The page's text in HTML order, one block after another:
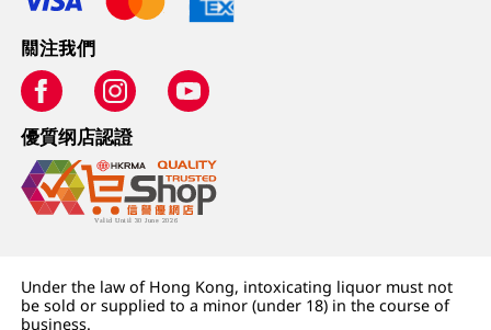
關注我們
優質纲店認證
Under the law of Hong Kong, intoxicating liquor must not
be sold or supplied to a minor (under 18) in the course of
business.